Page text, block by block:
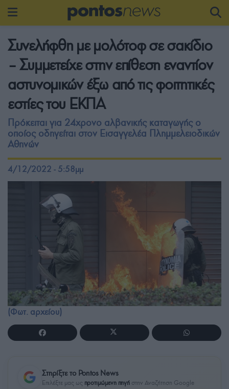
Συνελήφθη με μολότοφ σε σακίδιο
– Συμμετείχε στην επίθεση εναντίον
αστυνομικών έξω από τις φοιτητικές
εστίες του ΕΚΠΑ
Πρόκειται για 24χρονο αλβανικής καταγωγής ο
οποίος οδηγείται στον Εισαγγελέα Πλημμελειοδικών
Αθηνών
4/12/2022 - 5:58μμ
(Φωτ. αρχείου)
Στηρίξτε το Pontos News
Επιλέξτε μας ως προτιμώμενη πηγή στην Αναζήτηση Google